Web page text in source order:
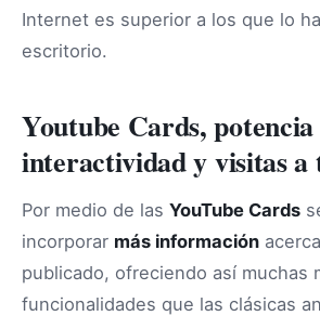
Internet es superior a los que lo
escritorio.
Youtube Cards,
interactividad y visitas a
Por medio de las YouTube Cards
incorporar más información
publicado, ofreciendo así muchas
funcionalidades que las clásicas